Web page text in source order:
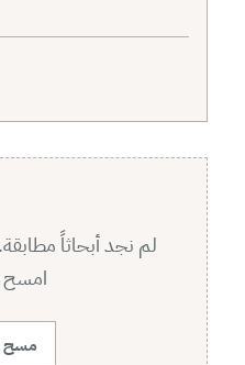
لم نجد أبحاثاً
امسح
مسح